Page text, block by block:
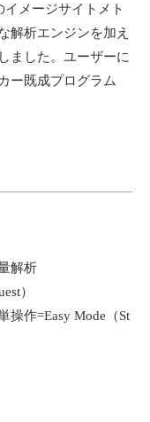
イメージサイトメト
解析エンジンを加え
ました。ユーザーに
ー既成プログラム
解析
）
操作=Easy Mode（St